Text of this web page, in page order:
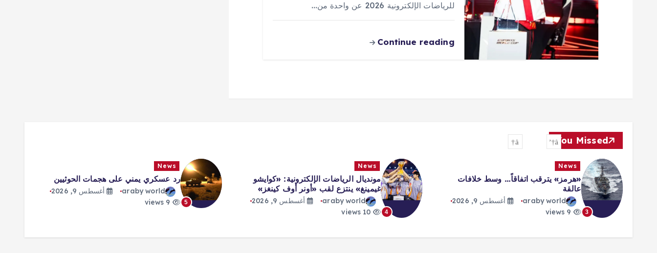
للرياضات الإلكترونية 2026 عن واحدة من…
Continue reading
You Missed
3
News
«هرمز» يترقب اتفاقاً… وسط خلافات
عالقة
araby world
أغسطس 9, 2026
4
News
مونديال الرياضات الإلكترونية: «كوايشو
غيمينغ» ينتزع لقب «أونر أوف كينغز»
araby world
أغسطس 9, 2026
5
News
رد عسكري يمني على هجمات الحوثيين
araby world
أغسطس 9, 2026